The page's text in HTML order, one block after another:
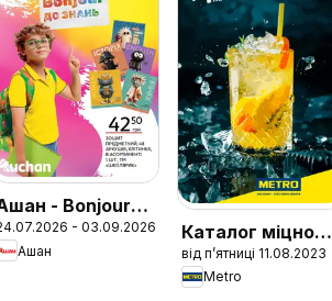
- Bonjour
знань- 03.09.2026
Ашан
Каталог міцного
алкоголю
від п’ятниці 11.08.2023
Metro